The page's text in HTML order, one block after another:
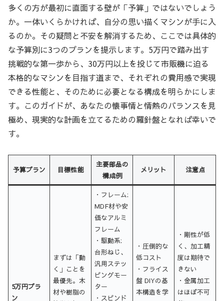
多くの方が最初に直面する壁が「予算」ではないでしょう
か。一体いくらかければ、自分の思い描くマシンが手に入
るのか。その疑問と不安を解消するため、ここでは具体的
な予算別に3つのプランを提示します。5万円で踏み出す
挑戦的な第一歩から、30万円以上を投じて市販機に迫る
本格的なマシンを目指す道まで、それぞれの費用感で実現
できる性能と、そのために必要となる構成を明らかにしま
す。このガイドが、あなたの懐事情と情熱のバランスを見
極め、現実的な計画を立てるための羅針盤となれば幸いで
す。
予算プラン 目標性能
主要部品の
構成例
メリット 注意点
5万円プラ
ン
まずは「動
く」ことを
最優先。木
材や樹脂の
・フレーム:
MDF材や安
価なアルミ
フレーム
・駆動系:
台形ねじ、
汎用ステッ
ピングモー
ター
・スピンド
・圧倒的な
低コスト
・フライス
盤 DIYの基
本構造を学
・剛性が低
く、加工精
度は期待で
きない
・金属加工
はほぼ不可